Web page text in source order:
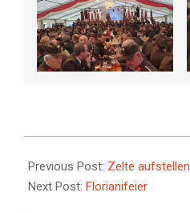
05-
06
Previous Post: Zelte aufstellen
Next Post: Florianifeier